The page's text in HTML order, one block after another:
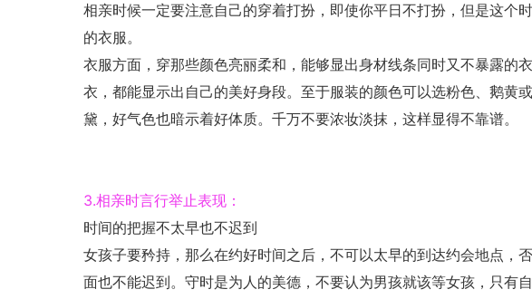
相亲时候一定要注意自己的穿着打扮，即使你平日不打扮，但是这个
的衣服。
衣服方面，穿那些颜色亮丽柔和，能够显出身材线条同时又不暴露的
衣，都能显示出自己的美好身段。至于服装的颜色可以选粉色、鹅黄
黛，好气色也暗示着好体质。千万不要浓妆淡抹，这样显得不靠谱。
3.相亲时言行举止表现：
时间的把握不太早也不迟到
女孩子要矜持，那么在约好时间之后，不可以太早的到达约会地点，
面也不能迟到。守时是为人的美德，不要认为男孩就该等女孩，只有